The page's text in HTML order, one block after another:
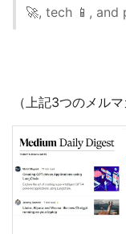
🚀, tech 📱, and
（上記3つのメルマ